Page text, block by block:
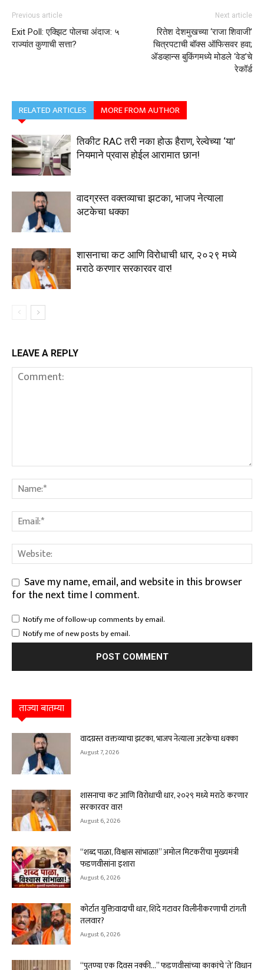
Previous article
Exit Poll: एक्झिट पोलचा अंदाज: ५
राज्यांत कुणाची सत्ता?
Next article
रितेश देशमुखच्या ‘राजा शिवाजी’
चित्रपटाची बॉक्स ऑफिसवर हवा;
ॲडव्हान्स बुकिंगमध्ये मोडले ‘वेड’चे
रेकॉर्ड
RELATED ARTICLES MORE FROM AUTHOR
तिकीट RAC तरी नका होऊ हैराण, रेल्वेच्या ‘या’
नियमाने प्रवास होईल आरामात छान!
वादग्रस्त वक्तव्याचा झटका, भाजप नेत्याला
अटकेचा धक्का
शासनाचा कट आणि विरोधाची धार, २०२९ मध्ये
मराठे करणार सरकारवर वार!
LEAVE A REPLY
Save my name, email, and website in this browser
for the next time I comment.
Notify me of follow-up comments by email.
Notify me of new posts by email.
ताज्या बातम्या
वादग्रस्त वक्तव्याचा झटका, भाजप नेत्याला अटकेचा धक्का
August 7, 2026
शासनाचा कट आणि विरोधाची धार, २०२९ मध्ये मराठे करणार
सरकारवर वार!
August 6, 2026
“शब्द पाळा, विश्वास सांभाळा!” अमोल मिटकरींचा मुख्यमंत्री
फडणवीसांना इशारा
August 6, 2026
कोर्टात युक्तिवादाची धार, शिंदे गटावर विलीनीकरणाची टांगती
तलवार?
August 6, 2026
“पुतण्या एक दिवस नक्की…” फडणवीसांच्या काकांचे ‘ते’ विधान